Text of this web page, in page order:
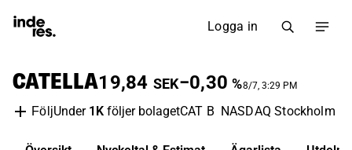
Logga in
CATELLA19,84 SEK−0,30 %8/7, 3:29 PM
FöljUnder 1K följer bolagetCAT B NASDAQ Stockholm